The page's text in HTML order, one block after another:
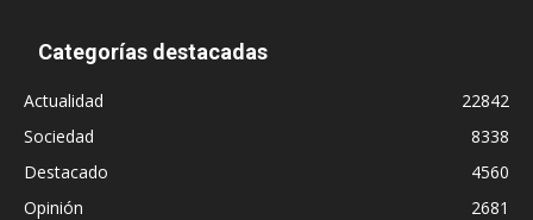
Categorías destacadas
Actualidad
22842
Sociedad
8338
Destacado
4560
Opinión
2681